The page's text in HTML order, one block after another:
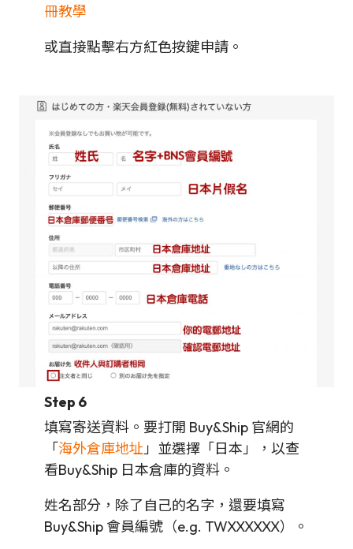
冊教學
或直接點擊右方紅色按鍵申請。
Step 6
填寫寄送資料。要打開 Buy&Ship 官網的
「海外倉庫地址 」並選擇「日本」，以查
看Buy&Ship 日本倉庫的資料。
姓名部分，除了自己的名字，還要填寫
Buy&Ship 會員編號（e.g. TWXXXXXX）。